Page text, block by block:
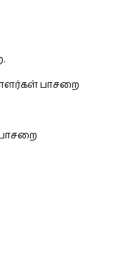
பாசறை